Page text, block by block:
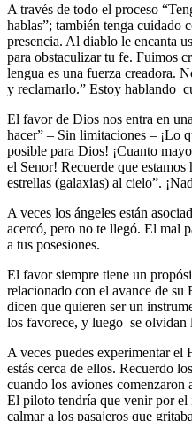
A través de todo el proceso
hablas”; también tenga cuidado
presencia. Al diablo le encanta
para obstaculizar tu fe. Fuimos
lengua es una fuerza creadora.
y reclamarlo.” Estoy hablando
El favor de Dios nos entra en
hacer” – Sin limitaciones – ¡Lo
posible para Dios! ¡Cuanto
el Senor! Recuerde que
estrellas (galaxias) al cielo”.
A veces los ángeles están
acercó, pero no te llegó. El mal
a tus posesiones.
El favor siempre tiene un
relacionado con el avance de su
dicen que quieren ser un
los favorece, y luego se olvidan
A veces puedes experimentar
estás cerca de ellos. Recuerdo
cuando los aviones
El piloto tendría que venir por el
calmar a los pasajeros que